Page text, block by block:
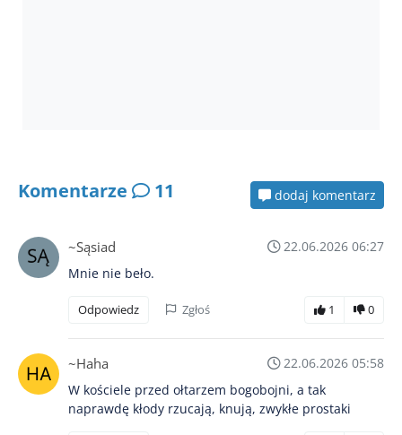
Komentarze 11 dodaj komentarz
~Sąsiad
22.06.2026 06:27
Mnie nie beło.
Odpowiedz Zgłoś 1 0
~Haha
22.06.2026 05:58
W kościele przed ołtarzem bogobojni, a tak
naprawdę kłody rzucają, knują, zwykłe prostaki